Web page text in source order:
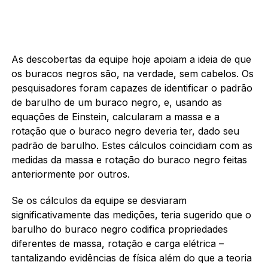
As descobertas da equipe hoje apoiam a ideia de que
os buracos negros são, na verdade, sem cabelos. Os
pesquisadores foram capazes de identificar o padrão
de barulho de um buraco negro, e, usando as
equações de Einstein, calcularam a massa e a
rotação que o buraco negro deveria ter, dado seu
padrão de barulho. Estes cálculos coincidiam com as
medidas da massa e rotação do buraco negro feitas
anteriormente por outros.
Se os cálculos da equipe se desviaram
significativamente das medições, teria sugerido que o
barulho do buraco negro codifica propriedades
diferentes de massa, rotação e carga elétrica –
tantalizando evidências de física além do que a teoria